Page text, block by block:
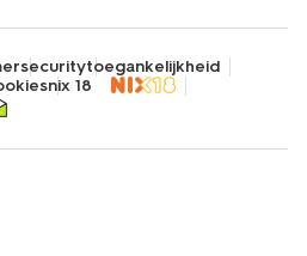
securitytoegankelijkheid
nix 18